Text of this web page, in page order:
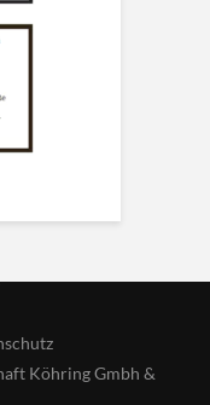
Köhring Gmbh &